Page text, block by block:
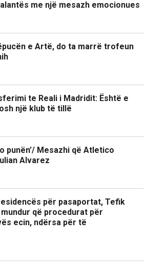
me një mesazh emocionues
e Artë, do ta marrë trofeun
te Reali i Madridit: Është e
një klub të tillë
punën’/ Mesazhi që Atletico
Alvarez
për pasaportat, Tefik
që procedurat për
ecin, ndërsa për të